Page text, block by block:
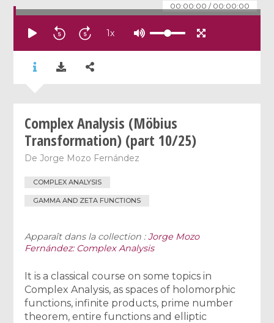
00:00:00 / 00:00:00
1x
Complex Analysis (Möbius
Transformation) (part 10/25)
DeJorge Mozo Fernández
COMPLEX ANALYSIS
GAMMA AND ZETA FUNCTIONS
Apparaît dans la collection :Jorge Mozo
Fernández: Complex Analysis
It is a classical course on some topics in
Complex Analysis, as spaces of holomorphic
functions, infinite products, prime number
theorem, entire functions and elliptic